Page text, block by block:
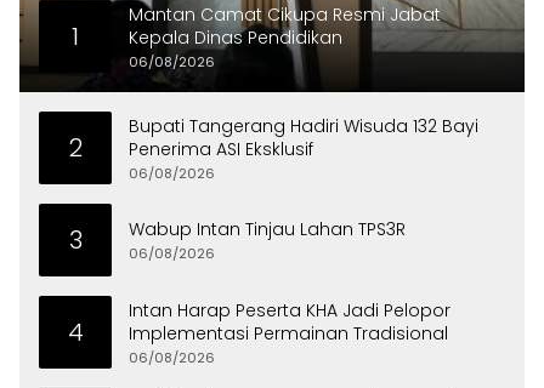
1
Mantan Camat Cikupa Resmi Jabat
Kepala Dinas Pendidikan
06/08/2026
2
Bupati Tangerang Hadiri Wisuda 132 Bayi
Penerima ASI Eksklusif
06/08/2026
3 Wabup Intan Tinjau Lahan TPS3R
06/08/2026
4
Intan Harap Peserta KHA Jadi Pelopor
Implementasi Permainan Tradisional
06/08/2026